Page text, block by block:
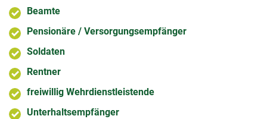
Beamte
Pensionäre / Versorgungsempfänger
Soldaten
Rentner
freiwillig Wehrdienstleistende
Unterhaltsempfänger